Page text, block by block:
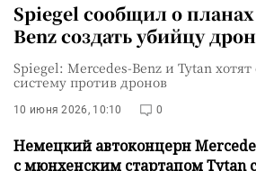
Spiegel сообщил о
Benz создать убийцу
Spiegel: Mercedes-Benz и Tytan
систему против дронов
10 июня 2026, 10:10 0
Немецкий автоконцерн
с мюнхенским стартапом Tytan